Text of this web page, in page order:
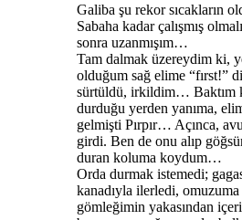
Galiba şu rekor sıcakların
Sabaha kadar çalışmış
sonra uzanmışım…
Tam dalmak üzereydim ki,
olduğum sağ elime “fırst!”
sürtüldü, irkildim… Baktım
durduğu yerden yanıma,
gelmişti Pırpır… Açınca,
girdi. Ben de onu alıp
duran koluma koydum…
Orda durmak istemedi;
kanadıyla ilerledi,
gömleğimin yakasından